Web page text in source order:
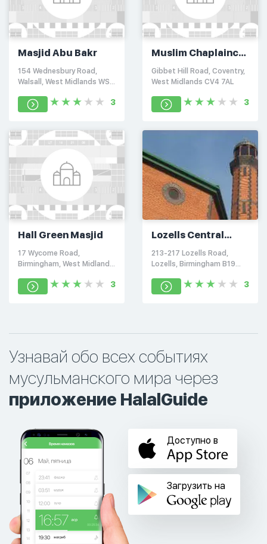
Masjid Abu Bakr
154 Wednesbury Road,
Walsall, West Midlands WS1
3
Muslim Chaplaincy
Prayer Hall
Gibbet Hill Road, Coventry,
West Midlands CV4 7AL
3
Hall Green Masjid
17 Wycome Road,
Birmingham, West Midlands
3
Lozells Central
Mosque
213-217 Lozells Road,
Lozells, Birmingham B19
3
Узнавай обо всех событиях
мусульманского мира через
приложение HalalGuide
Доступно в
Загрузить на